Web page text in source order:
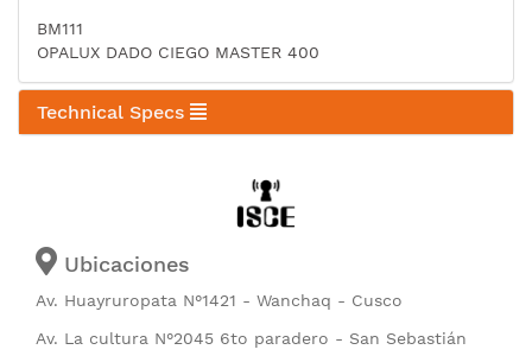
BM111
OPALUX DADO CIEGO MASTER 400
Technical Specs
Ubicaciones
Av. Huayruropata N°1421 - Wanchaq - Cusco
Av. La cultura N°2045 6to paradero - San Sebastián